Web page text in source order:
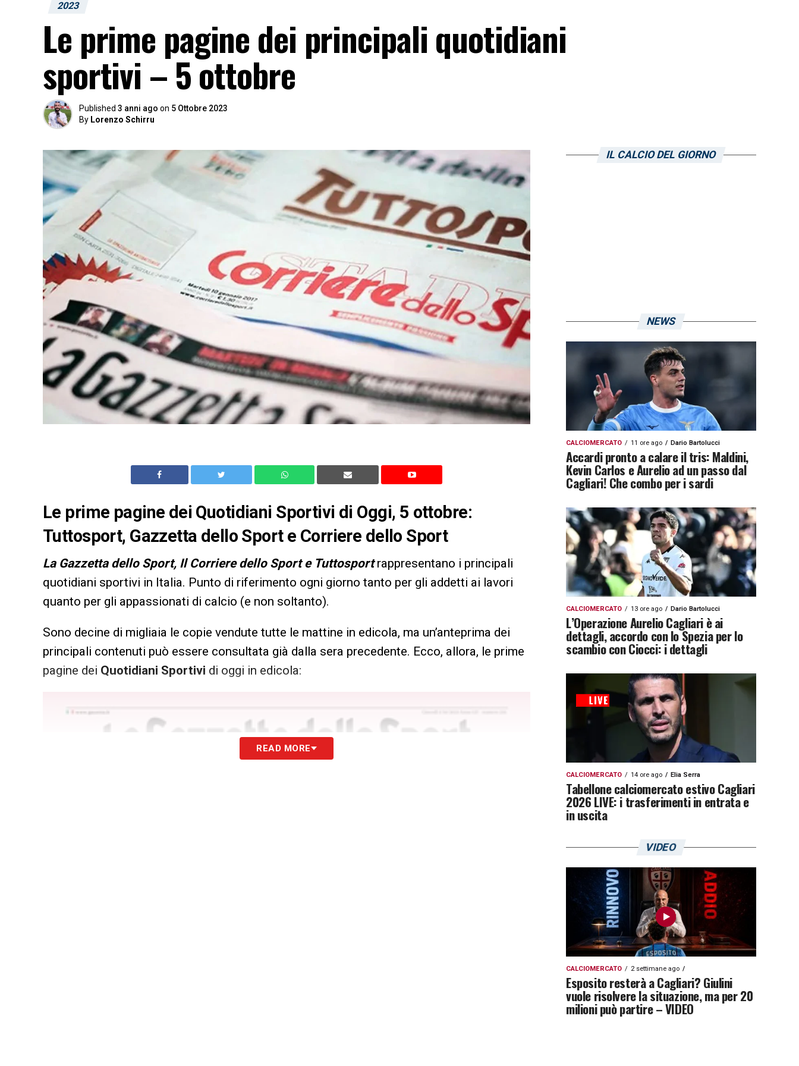
2023
Le prime pagine dei principali quotidiani
sportivi – 5 ottobre
Published 3 anni ago on 5 Ottobre 2023
By Lorenzo Schirru
Le prime pagine dei Quotidiani Sportivi di Oggi, 5 ottobre:
Tuttosport, Gazzetta dello Sport e Corriere dello Sport
La Gazzetta dello Sport, Il Corriere dello Sport e Tuttosportrappresentano i principali
quotidiani sportivi in Italia. Punto di riferimento ogni giorno tanto per gli addetti ai lavori
quanto per gli appassionati di calcio (e non soltanto).
Sono decine di migliaia le copie vendute tutte le mattine in edicola, ma un’anteprima dei
principali contenuti può essere consultata già dalla sera precedente. Ecco, allora, le prime
pagine dei Quotidiani Sportivi di oggi in edicola:
READ MORE
IL CALCIO DEL GIORNO
NEWS
CALCIOMERCATO 11 ore ago Dario Bartolucci
Accardi pronto a calare il tris: Maldini,
Kevin Carlos e Aurelio ad un passo dal
Cagliari! Che combo per i sardi
CALCIOMERCATO 13 ore ago Dario Bartolucci
L’Operazione Aurelio Cagliari è ai
dettagli, accordo con lo Spezia per lo
scambio con Ciocci: i dettagli
CALCIOMERCATO 14 ore ago Elia Serra
Tabellone calciomercato estivo Cagliari
2026 LIVE: i trasferimenti in entrata e
in uscita
VIDEO
CALCIOMERCATO 2 settimane ago
Esposito resterà a Cagliari? Giulini
vuole risolvere la situazione, ma per 20
milioni può partire – VIDEO